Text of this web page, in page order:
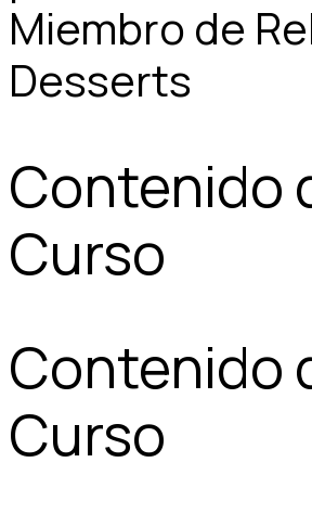
Miembro de
Desserts
Contenido
Curso
Contenido
Curso